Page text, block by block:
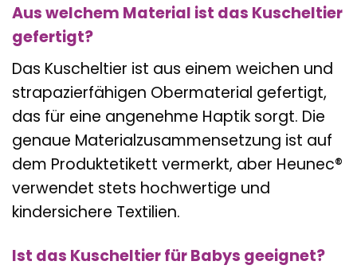
Aus welchem Material ist das Kuscheltier
gefertigt?
Das Kuscheltier ist aus einem weichen und
strapazierfähigen Obermaterial gefertigt,
das für eine angenehme Haptik sorgt. Die
genaue Materialzusammensetzung ist auf
dem Produktetikett vermerkt, aber Heunec®
verwendet stets hochwertige und
kindersichere Textilien.
Ist das Kuscheltier für Babys geeignet?